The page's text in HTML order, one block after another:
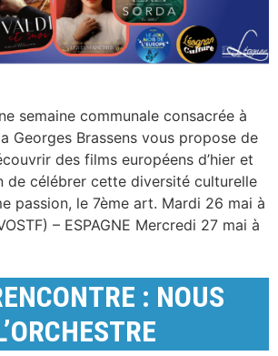
semaine communale consacrée à
Georges Brassens vous propose de
des films européens d’hier et
de célébrer cette diversité culturelle
passion, le 7ème art. Mardi 26 mai à
– ESPAGNE Mercredi 27 mai à
: NOUS